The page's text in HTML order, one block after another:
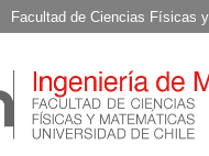
Facultad de Ciencias Físicas